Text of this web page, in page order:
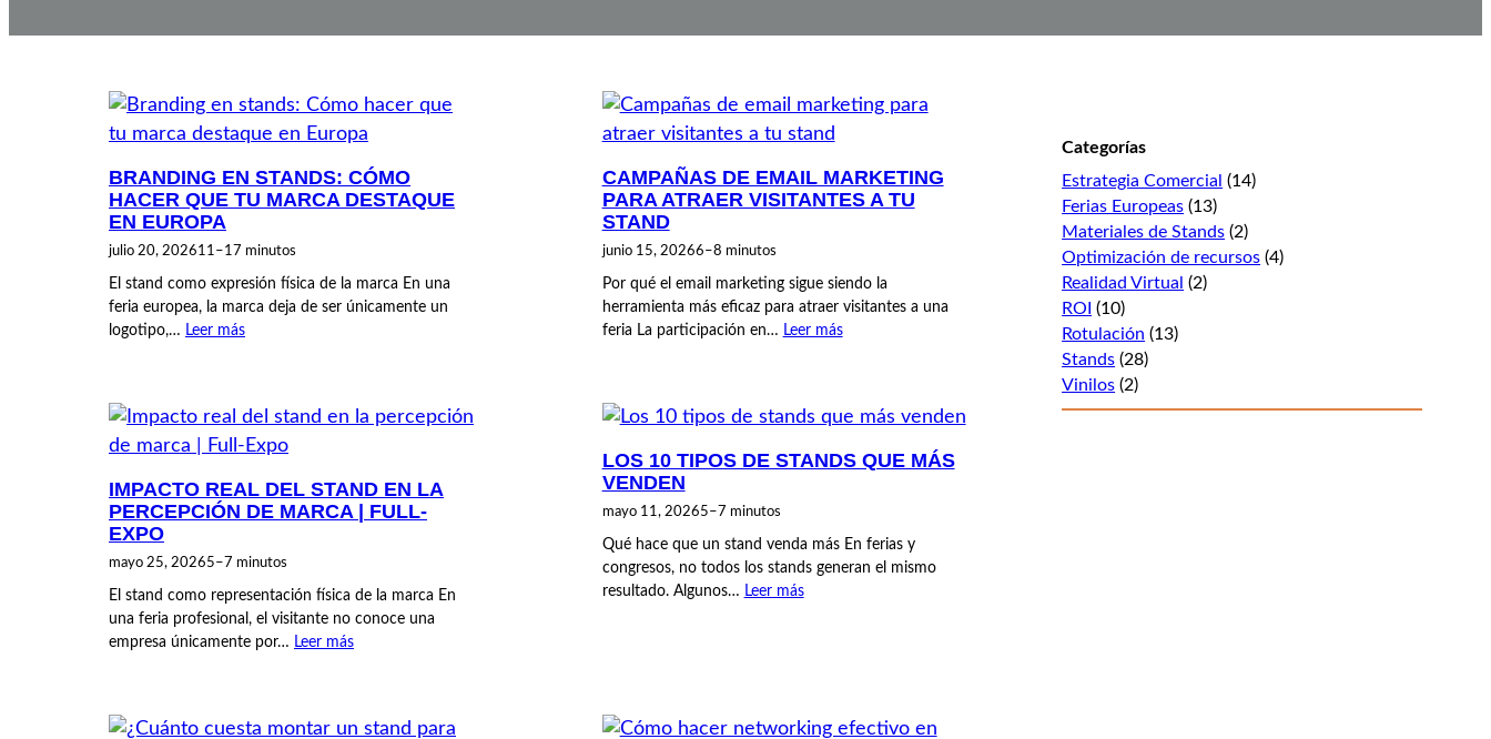
BRANDING EN STANDS: CÓMO
HACER QUE TU MARCA DESTAQUE
EN EUROPA
julio 20, 202611–17 minutos
El stand como expresión física de la marca En una
feria europea, la marca deja de ser únicamente un
logotipo,… Leer más
CAMPAÑAS DE EMAIL MARKETING
PARA ATRAER VISITANTES A TU
STAND
junio 15, 20266–8 minutos
Por qué el email marketing sigue siendo la
herramienta más eficaz para atraer visitantes a una
feria La participación en… Leer más
IMPACTO REAL DEL STAND EN LA
PERCEPCIÓN DE MARCA | FULL-
EXPO
mayo 25, 20265–7 minutos
El stand como representación física de la marca En
una feria profesional, el visitante no conoce una
empresa únicamente por… Leer más
LOS 10 TIPOS DE STANDS QUE MÁS
VENDEN
mayo 11, 20265–7 minutos
Qué hace que un stand venda más En ferias y
congresos, no todos los stands generan el mismo
resultado. Algunos… Leer más
Categorías
Estrategia Comercial (14)
Ferias Europeas (13)
Materiales de Stands (2)
Optimización de recursos (4)
Realidad Virtual (2)
ROI (10)
Rotulación (13)
Stands (28)
Vinilos (2)